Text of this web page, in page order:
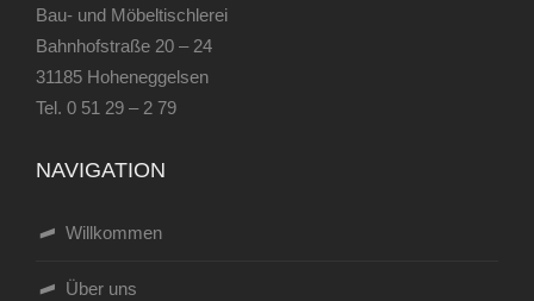
Bau- und Möbeltischlerei
Bahnhofstraße 20 – 24
31185 Hoheneggelsen
Tel. 0 51 29 – 2 79
NAVIGATION
Willkommen
Über uns